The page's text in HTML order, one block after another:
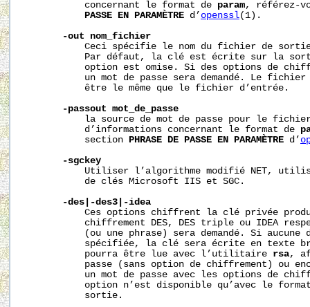
           concernant le format de
param, référez-
PASSE
EN PARAMÈTRE d’ openssl(1).
-out
nom_fichier
Ceci spécifie le nom du fichier de
Par défaut, la clé est écrite sur la
option est omise. Si des options de
un mot de passe sera demandé. Le
           être le même que le fichier d’entrée.
-passout mot_de_passe
la source de mot de passe pour le
           d’informations concernant le format de
           section
PHRASE DE PASSE EN PARAMÈTRE d’
-sgckey
Utiliser l’algorithme modifié NET,
           de clés Microsoft IIS et SGC.
-des|-des3|-idea
Ces options chiffrent la clé privée
chiffrement DES, DES triple ou IDEA
(ou une phrase) sera demandé. Si aucune
spécifiée, la clé sera écrite en texte
           pourra être lue avec l’utilitaire
rsa,
passe (sans option de chiffrement) ou
un mot de passe avec les options de
option n’est disponible qu’avec le
           sortie.